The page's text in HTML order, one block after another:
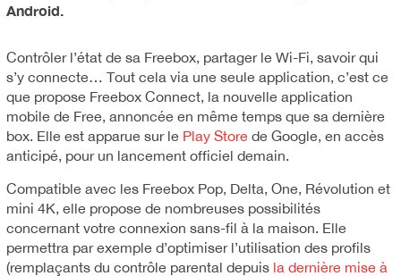
Android.
Contrôler l’état de sa Freebox, partager le Wi-Fi, savoir qui
s’y connecte… Tout cela via une seule application, c’est ce
que propose Freebox Connect, la nouvelle application
mobile de Free, annoncée en même temps que sa dernière
box. Elle est apparue sur le Play Store de Google, en accès
anticipé, pour un lancement officiel demain.
Compatible avec les Freebox Pop, Delta, One, Révolution et
mini 4K, elle propose de nombreuses possibilités
concernant votre connexion sans-fil à la maison. Elle
permettra par exemple d’optimiser l’utilisation des profils
(remplaçants du contrôle parental depuis la dernière mise à